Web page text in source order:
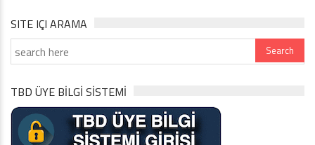
SITE IÇI ARAMA
TBD ÜYE BİLGİ SİSTEMİ